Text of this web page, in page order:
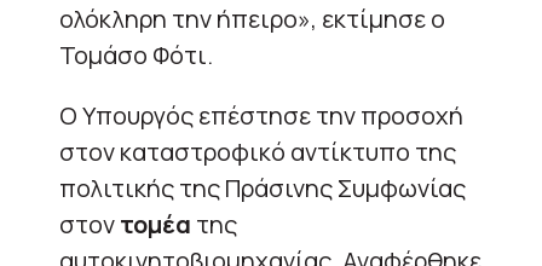
ολόκληρη την ήπειρο», εκτίμησε ο
Τομάσο Φότι.
Ο Υπουργός επέστησε την προσοχή
στον καταστροφικό αντίκτυπο της
πολιτικής της Πράσινης Συμφωνίας
στοντομέα της